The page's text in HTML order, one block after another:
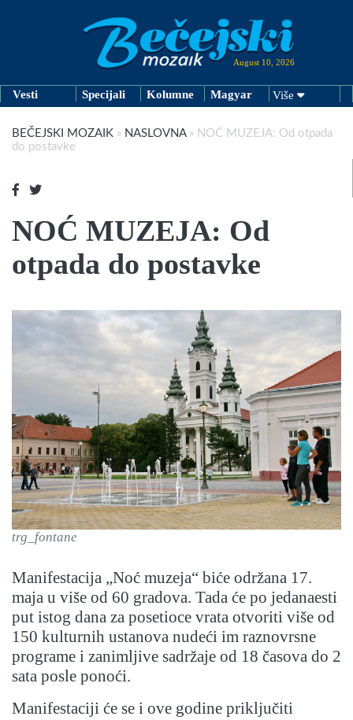
August 10, 2026
Vesti Specijali Kolumne Magyar Više
BEČEJSKI MOZAIK » NASLOVNA» NOĆ MUZEJA: Od otpada
do postavke
NOĆ MUZEJA: Od
otpada do postavke
trg_fontane
Manifestacija „Noć muzeja“ biće održana 17.
maja u više od 60 gradova. Tada će po jedanaesti
put istog dana za posetioce vrata otvoriti više od
150 kulturnih ustanova nudeći im raznovrsne
programe i zanimljive sadržaje od 18 časova do 2
sata posle ponoći.
Manifestaciji će se i ove godine priključiti